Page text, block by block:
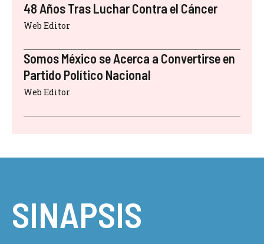
48 Años Tras Luchar Contra el Cáncer
Web Editor
Somos México se Acerca a Convertirse en
Partido Político Nacional
Web Editor
SINAPSIS